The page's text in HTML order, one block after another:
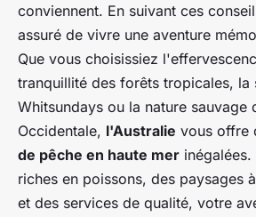
conviennent. En suivant ces
assuré de vivre une aventure
Que vous choisissiez
tranquillité des forêts tropicales, la
Whitsundays ou la nature sauvage
Occidentale, l'Australie vous offre
de pêche en haute mer
riches en poissons, des paysages
et des services de qualité, votre